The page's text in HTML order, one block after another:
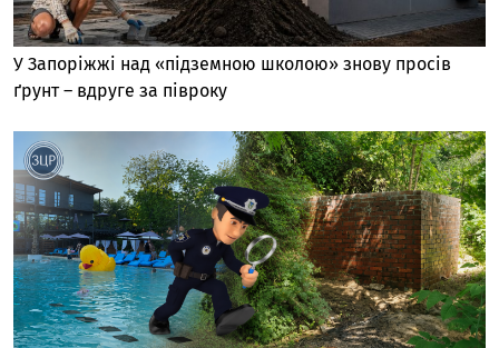
У Запоріжжі над «підземною школою» знову просів
ґрунт – вдруге за півроку